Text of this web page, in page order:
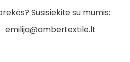
Susisiekite su mumis:
emilija@ambertextile.lt